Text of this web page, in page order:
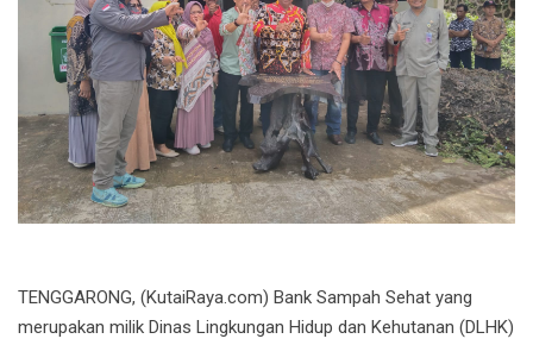
TENGGARONG, (KutaiRaya.com) Bank Sampah Sehat yang
merupakan milik Dinas Lingkungan Hidup dan Kehutanan (DLHK)